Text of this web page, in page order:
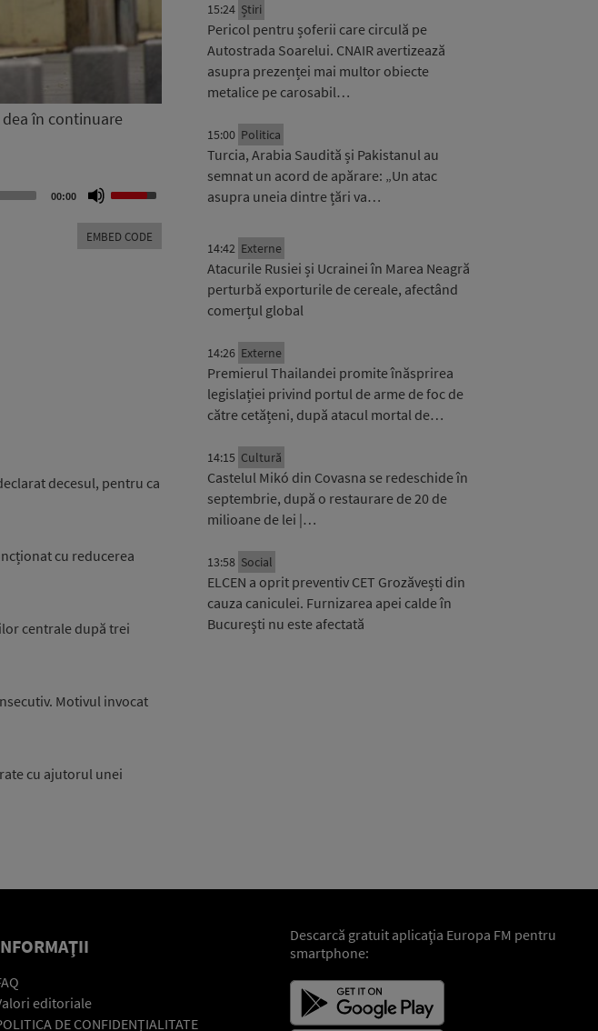
în continuare
00:00
Up/Down
keys
EMBED CODE
decesul, pentru ca
cu reducerea
centrale după trei
Motivul invocat
cu ajutorul unei
15:24 Știri
Pericol pentru șoferii care circulă pe
Autostrada Soarelui. CNAIR avertizează
asupra prezenței mai multor obiecte
metalice pe carosabil…
15:00 Politica
Turcia, Arabia Saudită și Pakistanul au
semnat un acord de apărare: „Un atac
asupra uneia dintre țări va…
14:42 Externe
Atacurile Rusiei și Ucrainei în Marea Neagră
perturbă exporturile de cereale, afectând
comerțul global
14:26 Externe
Premierul Thailandei promite înăsprirea
legislației privind portul de arme de foc de
către cetățeni, după atacul mortal de…
14:15 Cultură
Castelul Mikó din Covasna se redeschide în
septembrie, după o restaurare de 20 de
milioane de lei |…
13:58 Social
ELCEN a oprit preventiv CET Grozăvești din
cauza caniculei. Furnizarea apei calde în
Bucureşti nu este afectată
editoriale
DE CONFIDENŢIALITATE
Descarcă gratuit aplicaţia Europa FM pentru
smartphone: